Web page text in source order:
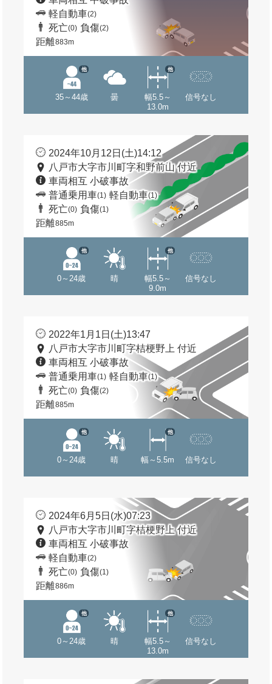
軽自動車(2)
死亡(0) 負傷(2)
距離883m
35～44歳
他
曇
幅5.5～
13.0m
他
信号なし
2024年10月12日(土)14:12
八戸市大字市川町字和野前山 付近
車両相互 小破事故
普通乗用車(1) 軽自動車(1)
死亡(0) 負傷(1)
距離885m
0～24歳
他
晴
幅5.5～
9.0m
他
信号なし
2022年1月1日(土)13:47
八戸市大字市川町字桔梗野上 付近
車両相互 小破事故
普通乗用車(1) 軽自動車(1)
死亡(0) 負傷(2)
距離885m
0～24歳
他
晴 幅～5.5m
他
信号なし
2024年6月5日(水)07:23
八戸市大字市川町字桔梗野上 付近
車両相互 小破事故
軽自動車(2)
死亡(0) 負傷(1)
距離886m
0～24歳
他
晴
幅5.5～
13.0m
他
信号なし